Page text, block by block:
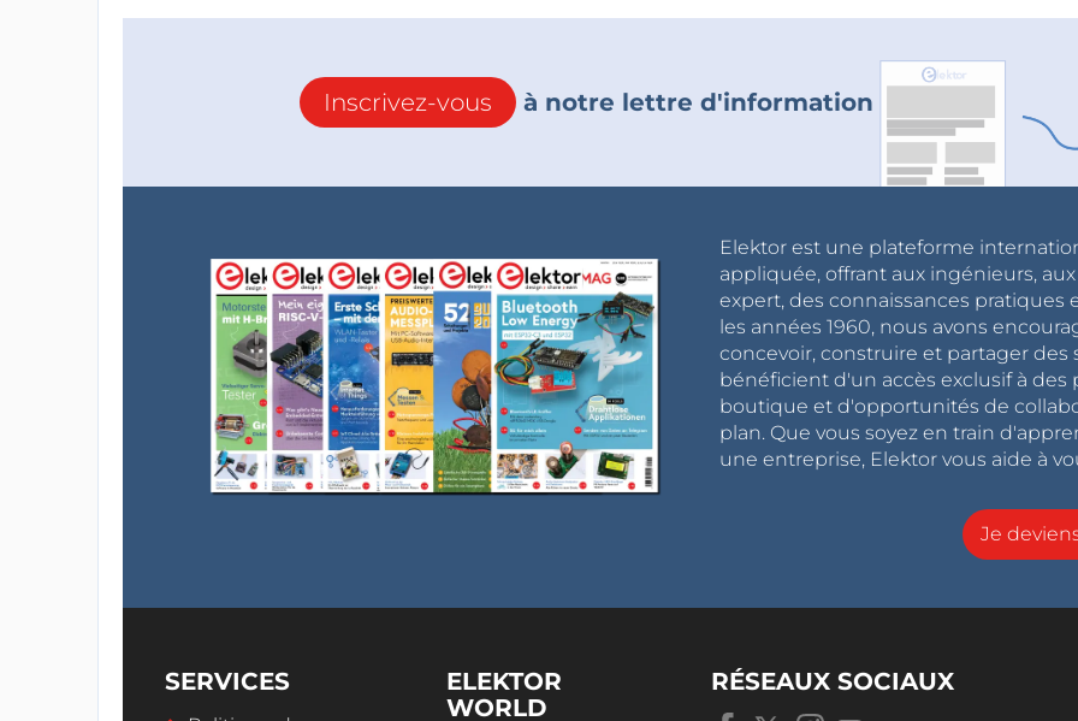
Inscrivez-vous à notre lettre d'information
Elektor est une plateforme
appliquée, offrant aux ingénieurs,
expert, des connaissances
les années 1960, nous avons
concevoir, construire et partager
bénéficient d'un accès exclusif à
boutique et d'opportunités de
plan. Que vous soyez en train
une entreprise, Elektor vous aide à
Je
SERVICES
ELEKTOR
WORLD
RÉSEAUX SOCIAUX